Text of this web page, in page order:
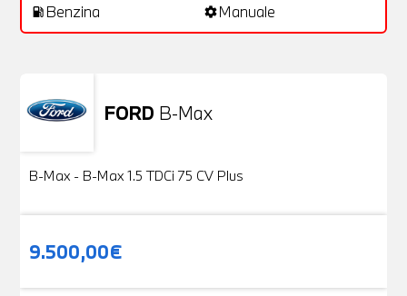
local_gas_station Benzina settingsManuale
FORD B-Max
B-Max - B-Max 1.5 TDCi 75 CV Plus
9.500,00€